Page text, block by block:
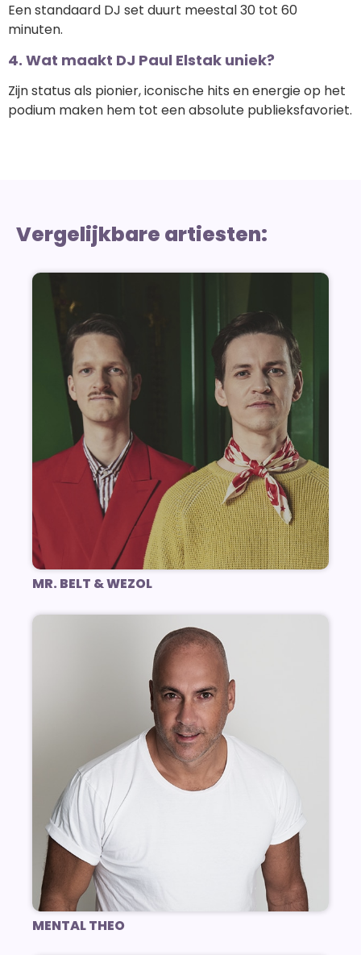
Een standaard DJ set duurt meestal 30 tot 60
minuten.
4. Wat maakt DJ Paul Elstak uniek?
Zijn status als pionier, iconische hits en energie op het
podium maken hem tot een absolute publieksfavoriet.
Vergelijkbare artiesten:
MR. BELT & WEZOL
MENTAL THEO